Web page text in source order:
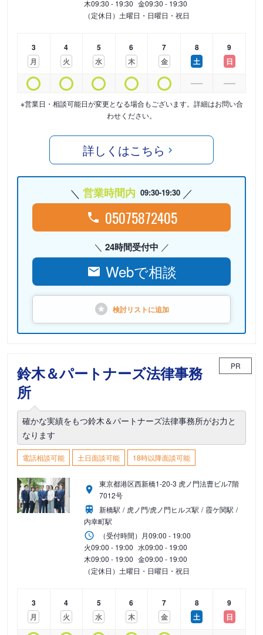
木09:30 - 19:30 金09:30 - 19:30
（定休日）土曜日・日曜日・祝日
3
月
4
火
5
水
6
木
7
金
8
土
9
日
※営業日・相談可能日が変更となる場合もございます。詳細はお問い合
わせください。
詳しくはこちら
営業時間内 09:30-19:30
05075872405
24時間受付中
Webで相談
検討リストに追加
鈴木＆パートナーズ法律事務
所
PR
確かな実績をもつ鈴木＆パートナーズ法律事務所がお力と
なります
電話相談可能 土日面談可能 18時以降面談可能
東京都港区西新橋1-20-3 虎ノ門法曹ビル7階
7012号
新橋駅
虎ノ門/虎ノ門ヒルズ駅
霞ケ関駅
内幸町駅
（受付時間） 月09:00 - 19:00
火09:00 - 19:00 水09:00 - 19:00
木09:00 - 19:00 金09:00 - 19:00
（定休日）土曜日・日曜日・祝日
3
月
4
火
5
水
6
木
7
金
8
土
9
日